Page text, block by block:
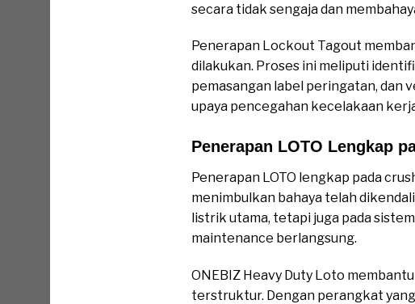
secara tidak sengaja dan
Penerapan Lockout Tagout
dilakukan. Proses ini meliputi
pemasangan label peringatan, dan
upaya pencegahan kecelakaan
Penerapan LOTO Lengkap
Penerapan LOTO lengkap pada
menimbulkan bahaya telah
listrik utama, tetapi juga pada
maintenance berlangsung.
ONEBIZ Heavy Duty Loto
terstruktur. Dengan perangkat